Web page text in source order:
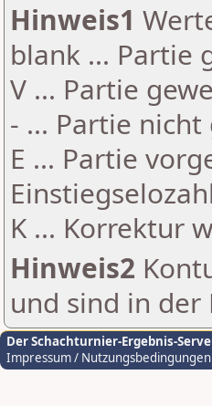
Hinweis1
blank ... Partie
V ... Partie
- ... Partie
E ... Partie
K ... Korrektur
Hinweis2
und sind in
Der Schachturnier-Ergebnis-
Impressum / Nutzungsbedingungen